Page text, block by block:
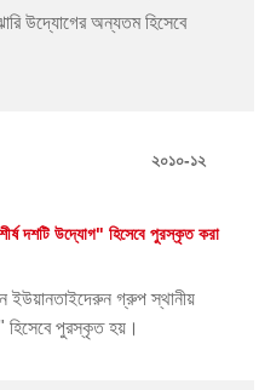
উদ্যোগের অন্যতম হিসেবে
২০১০-১২
দশটি উদ্যোগ" হিসেবে পুরস্কৃত করা
ইউয়ানতাইদেরুন গ্রুপ স্থানীয়
হিসেবে পুরস্কৃত হয়।